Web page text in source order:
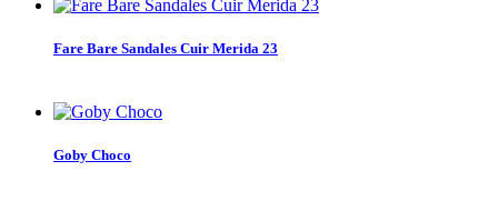
Fare Bare Sandales Cuir Merida 23
Goby Choco